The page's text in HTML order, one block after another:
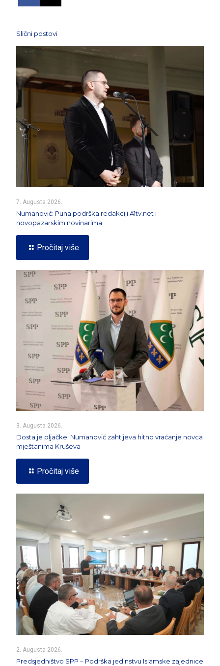
Slični postovi
7. Augusta 2026.
Numanović: Puna podrška redakciji A1tv.net i
novopazarskim novinarima
Pročitaj više
3. Augusta 2026.
Dosta je pljačke: Numanović zahtijeva hitno vraćanje novca
mještanima Kruševa
Pročitaj više
2. Augusta 2026.
Predsjedništvo SPP – Podrška jedinstvu Islamske zajednice